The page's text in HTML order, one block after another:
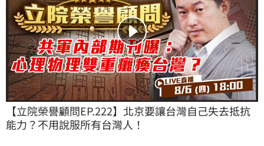
【立院榮譽顧問EP.222】北京要讓台灣自己失去抵抗
能力？不用說服所有台灣人！